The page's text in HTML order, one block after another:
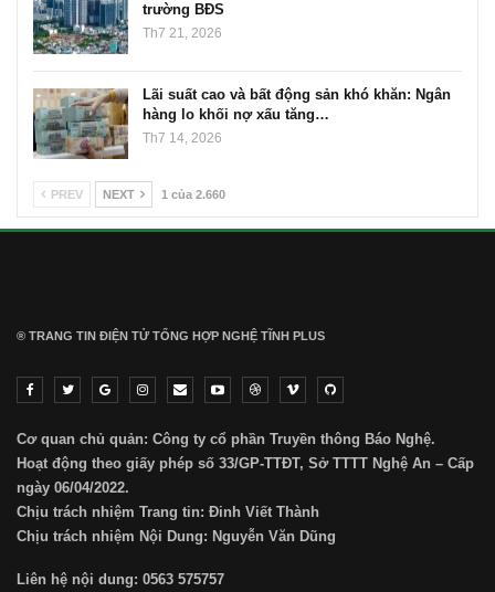
trường BĐS
Th7 21, 2026
Lãi suất cao và bất động sản khó khăn: Ngân
hàng lo khối nợ xấu tăng…
Th7 14, 2026
PREV NEXT 1 của 2.660
® TRANG TIN ĐIỆN TỬ ТỔNG HỢP NGHỆ TĨNH PLUS
Cơ quan chủ quản: Công ty cổ phần Truyền thông Báo Nghệ.
Hoạt động theo giấy phép số 33/GP-TTĐT, Sở TTTT Nghệ An – Cấp
ngày 06/04/2022.
Chịu trách nhiệm Trang tin: Đinh Viết Thành
Chịu trách nhiệm Nội Dung: Nguyễn Văn Dũng
Liên hệ nội dung: 0563 575757